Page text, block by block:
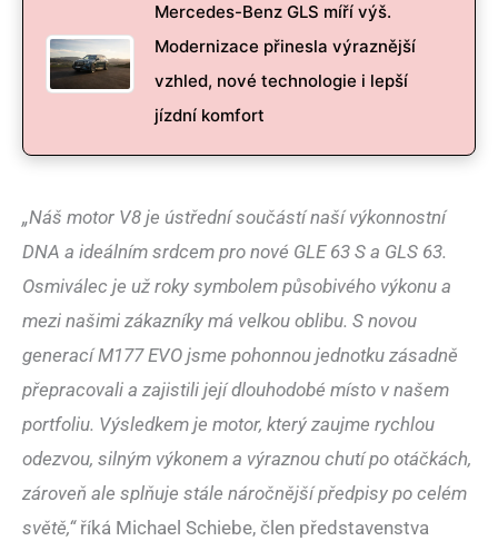
Mercedes-Benz GLS míří výš.
Modernizace přinesla výraznější
vzhled, nové technologie i lepší
jízdní komfort
„Náš motor V8 je ústřední součástí naší výkonnostní
DNA a ideálním srdcem pro nové GLE 63 S a GLS 63.
Osmiválec je už roky symbolem působivého výkonu a
mezi našimi zákazníky má velkou oblibu. S novou
generací M177 EVO jsme pohonnou jednotku zásadně
přepracovali a zajistili její dlouhodobé místo v našem
portfoliu. Výsledkem je motor, který zaujme rychlou
odezvou, silným výkonem a výraznou chutí po otáčkách,
zároveň ale splňuje stále náročnější předpisy po celém
světě,“říká Michael Schiebe, člen představenstva